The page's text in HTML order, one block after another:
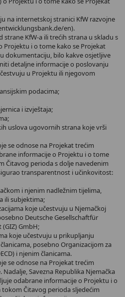
na internetskoj stranici KfW razvojne
en).
strane KfW-a ili trećih strana u skladu s
Projektu i o tome kako se Projekat
dokumentaciju, bilo kakve osjetljive
detaljne informacije o poslovanju
u Projektu ili njegovom
podacima;
i izvještaja;
uslova ugovornih strana koje vrši
se odnose na Projekat trećim
informacije o Projektu i o tome
Čitavog perioda s dolje navedenim
transparentnost i učinkovitost:
i njenim nadležnim tijelima,
ili subjektima;
koje učestvuju u Njemačkoj
Deutsche Gesellschaftfür
GmbH;
koje učestvuju u prikupljanju
posebno Organizacijom za
i njenim članicama.
se odnose na Projekat trećim
Savezna Republika Njemačka
odabrane informacije o Projektu i o
Čitavog perioda sljedećim